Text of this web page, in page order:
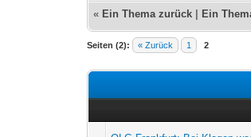
« Ein Thema zurück Ein
Seiten (2): « Zurück 1 2